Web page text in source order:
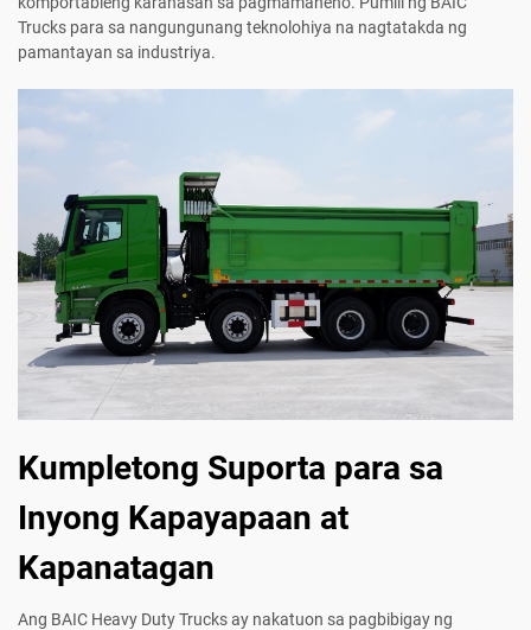
Trucks para sa nangungunang teknolohiya na nagtatakda ng
pamantayan sa industriya.
Kumpletong Suporta para sa
Inyong Kapayapaan at
Kapanatagan
Ang BAIC Heavy Duty Trucks ay nakatuon sa pagbibigay ng